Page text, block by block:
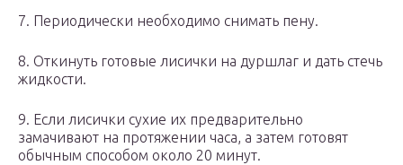
7. Периодически необходимо снимать пену.
8. Откинуть готовые лисички на дуршлаг и дать стечь
жидкости.
9. Если лисички сухие их предварительно
замачивают на протяжении часа, а затем готовят
обычным способом около 20 минут.